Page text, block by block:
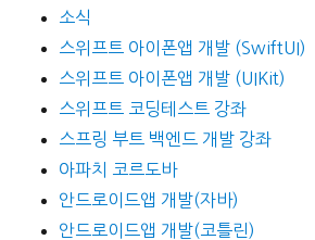
소식
스위프트 아이폰앱 개발 (SwiftUI)
스위프트 아이폰앱 개발 (UIKit)
스위프트 코딩테스트 강좌
스프링 부트 백엔드 개발 강좌
아파치 코르도바
안드로이드앱 개발(자바)
안드로이드앱 개발(코틀린)